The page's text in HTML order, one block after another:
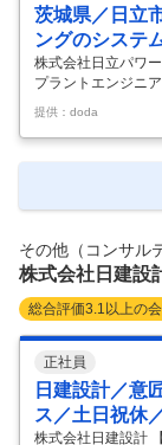
負う。 要求仕様か
の方針に基づき、
支・資…
茨城県／日立
ングのシステ
株式会社日立パワ
プラントエンジニ
【仕事内容】 【茨
グのシステム計画
気または機械の基
ープ／年間休日
ムが顧客の要求す
針に基
…
提供：doda
その他（コンサル
株式会社日建設
総合評価3.1 以上の
正社員
日建設計／意
ス／土日祝休
株式会社日建設計